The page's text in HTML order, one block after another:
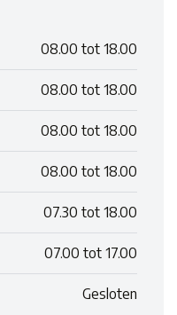
08.00 tot 18.00
08.00 tot 18.00
08.00 tot 18.00
08.00 tot 18.00
07.30 tot 18.00
07.00 tot 17.00
Gesloten